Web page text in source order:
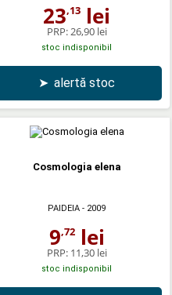
23,13 lei
PRP: 26,90 lei
stoc indisponibil
➤ alertă stoc
Cosmologia elena
PAIDEIA - 2009
9,72lei
PRP: 11,30 lei
stoc indisponibil